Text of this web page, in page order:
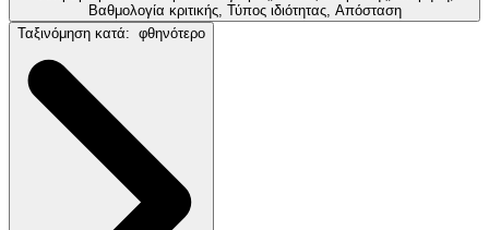
Βαθμολογία κριτικής, Τύπος ιδιότητας, Απόσταση
Ταξινόμηση κατά: φθηνότερο